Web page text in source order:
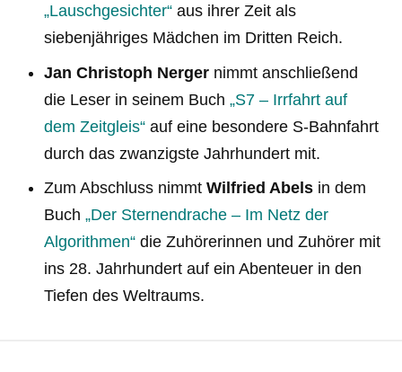
„Lauschgesichter“aus ihrer Zeit als
siebenjähriges Mädchen im Dritten Reich.
Jan Christoph Nergernimmt anschließend
die Leser in seinem Buch „S7 – Irrfahrt auf
dem Zeitgleis“auf eine besondere S-Bahnfahrt
durch das zwanzigste Jahrhundert mit.
Zum Abschluss nimmt Wilfried Abelsin dem
Buch „Der Sternendrache – Im Netz der
Algorithmen“die Zuhörerinnen und Zuhörer mit
ins 28. Jahrhundert auf ein Abenteuer in den
Tiefen des Weltraums.